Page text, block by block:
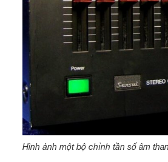
Hình ảnh một bộ chỉnh tần số âm